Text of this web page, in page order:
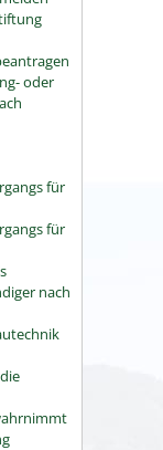
oder
für
für
nach